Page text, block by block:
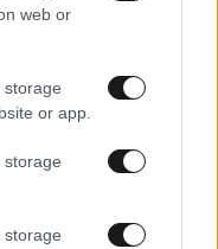
web or
storage
or app.
storage
storage άμεσος